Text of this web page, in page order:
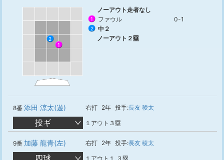
1
2
ノーアウト走者なし
1 ファウル 0-1
2
中２
ノーアウト２塁
8番 添田 涼太(遊) 右打 2年 投手:長友 稜太
投ギ １アウト３塁
9番 加藤 龍青(左) 右打 2年 投手:長友 稜太
四球 １アウト１,３塁